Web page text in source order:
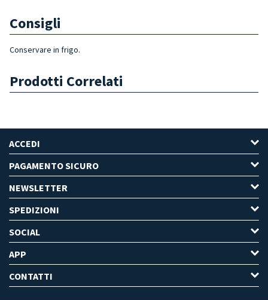
Consigli
Conservare in frigo.
Prodotti Correlati
ACCEDI
PAGAMENTO SICURO
NEWSLETTER
SPEDIZIONI
SOCIAL
APP
CONTATTI